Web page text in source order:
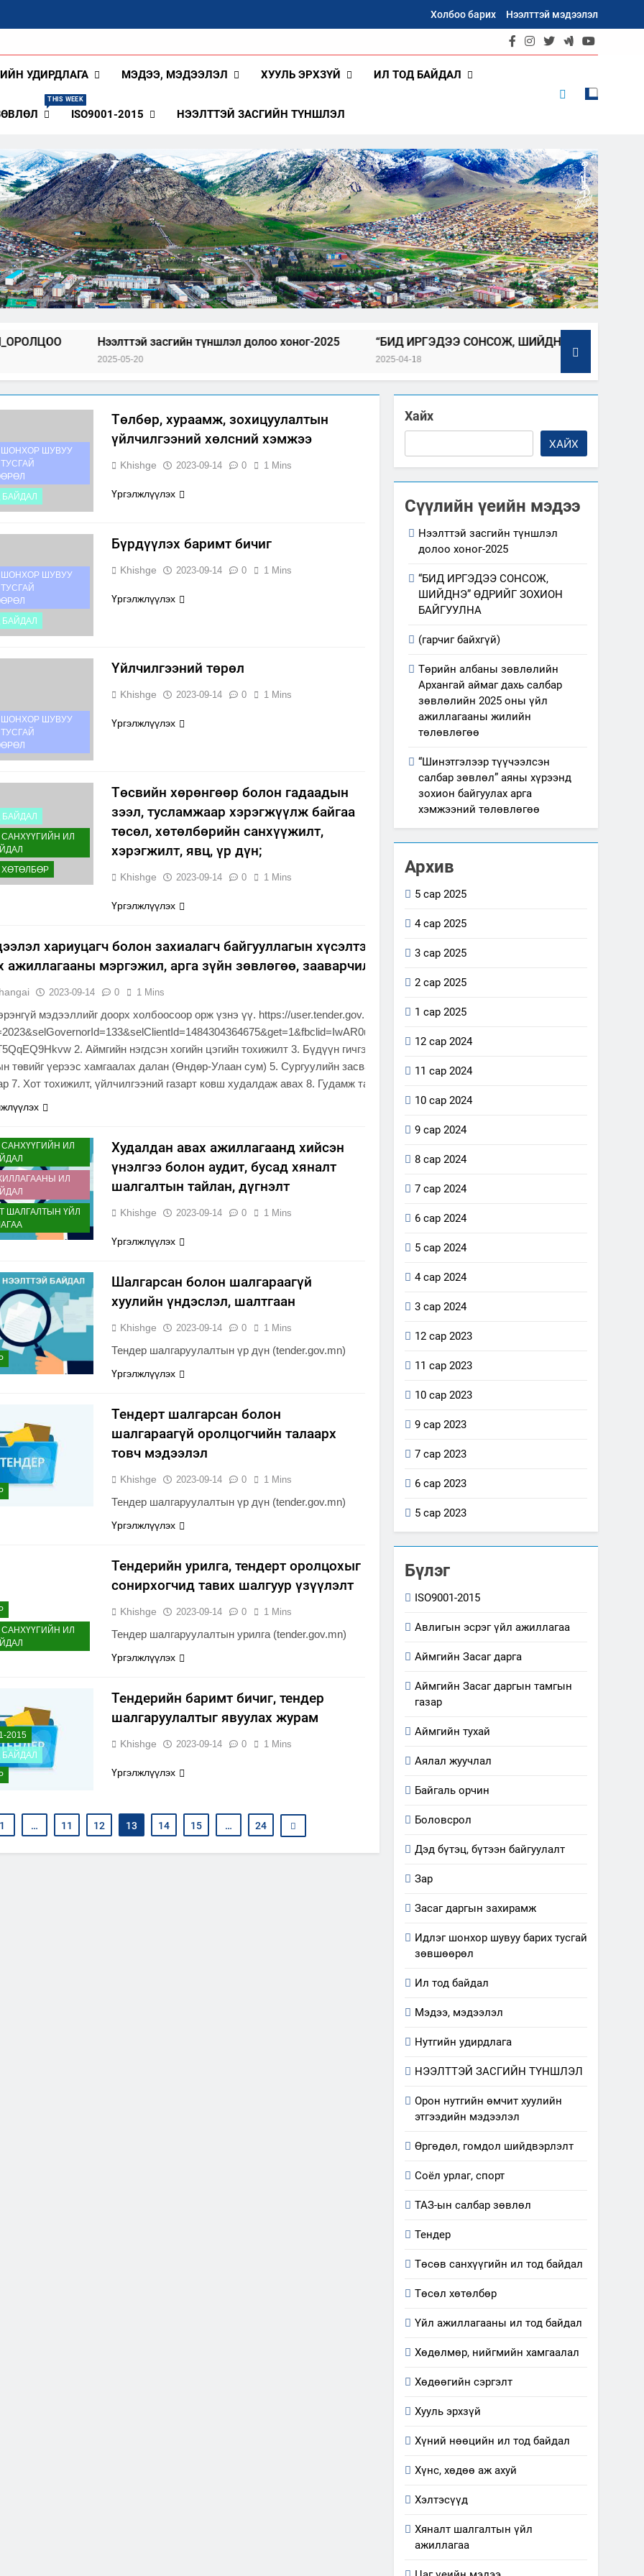
Холбоо барих Нээлттэй мэдээлэл
Аймаг
УДИРДЛАГА МЭДЭЭ, МЭДЭЭЛЭЛ ХУУЛЬ ЭРХЗҮЙ ИЛ ТОД БАЙДАЛ
THIS WEEK
ISO9001-2015 НЭЭЛТТЭЙ ЗАСГИЙН ТҮНШЛЭЛ
Нээлттэй засгийн түншлэл долоо хоног-2025 “БИД ИРГЭДЭЭ СОНСОЖ, ШИЙДНЭ” ӨДРИЙГ ЗОХИОН
ШОНХОР ШУВУУ
БАЙДАЛ
Төлбөр, хураамж, зохицуулалтын
үйлчилгээний хөлсний хэмжээ
Khishge 2023-09-14 0 1 Mins
Үргэлжлүүлэх
ШОНХОР ШУВУУ
БАЙДАЛ
Бүрдүүлэх баримт бичиг
Khishge 2023-09-14 0 1 Mins
Үргэлжлүүлэх
ШОНХОР ШУВУУ
Үйлчилгээний төрөл
Khishge 2023-09-14 0 1 Mins
Үргэлжлүүлэх
БАЙДАЛ
ИЛ
Төсвийн хөрөнгөөр болон гадаадын
зээл, тусламжаар хэрэгжүүлж байгаа
төсөл, хөтөлбөрийн санхүүжилт,
хэрэгжилт, явц, үр дүн;
Khishge 2023-09-14 0 1 Mins
Үргэлжлүүлэх
хариуцагч болон захиалагч байгууллагын хүсэлтээр холбогдох этгээдийг худалдан
ажиллагааны мэргэжил, арга зүйн зөвлөгөө, зааварчилгаагаар хангасан тухай мэдээлэл
2023-09-14 0 1 Mins
мэдээллийг доорх холбоосоор орж үзнэ үү. https://user.tender.gov.mn/mn/plan/index?
2. Аймгийн нэгдсэн хогийн цэгийн тохижилт 3. Бүдүүн гичгэний голд гүүр барих (Хангай сум Баян-УУл баг) 4.
төвийг үерээс хамгаалах далан (Өндөр-Улаан сум) 5. Сургуулийн засвар (Өндөр-Улаан сум) 6. Тамир кино театрын
7. Хот тохижилт, үйлчилгээний газарт ковш худалдаж авах 8. Гудамж талбай, орон сууцны…
ИЛ
ИЛ
ШАЛГАЛТЫН ҮЙЛ
Худалдан авах ажиллагаанд хийсэн
үнэлгээ болон аудит, бусад хяналт
шалгалтын тайлан, дүгнэлт
Khishge 2023-09-14 0 1 Mins
Үргэлжлүүлэх
Шалгарсан болон шалгараагүй
хуулийн үндэслэл, шалтгаан
Khishge 2023-09-14 0 1 Mins
Тендер шалгаруулалтын үр дүн (tender.gov.mn)
Үргэлжлүүлэх
Тендерт шалгарсан болон
шалгараагүй оролцогчийн талаарх
товч мэдээлэл
Khishge 2023-09-14 0 1 Mins
Тендер шалгаруулалтын үр дүн (tender.gov.mn)
Үргэлжлүүлэх
ИЛ
Тендерийн урилга, тендерт оролцохыг
сонирхогчид тавих шалгуур үзүүлэлт
Khishge 2023-09-14 0 1 Mins
Тендер шалгаруулалтын урилга (tender.gov.mn)
Үргэлжлүүлэх
2015
БАЙДАЛ
Тендерийн баримт бичиг, тендер
шалгаруулалтыг явуулах журам
Khishge 2023-09-14 0 1 Mins
Үргэлжлүүлэх
1 … 11 12 13 14 15 … 24
Хайх
ХАЙХ
Сүүлийн үеийн мэдээ
Нээлттэй засгийн түншлэл
долоо хоног-2025
“БИД ИРГЭДЭЭ СОНСОЖ,
ШИЙДНЭ” ӨДРИЙГ ЗОХИОН
БАЙГУУЛНА
(гарчиг байхгүй)
Төрийн албаны зөвлөлийн
Архангай аймаг дахь салбар
зөвлөлийн 2025 оны үйл
ажиллагааны жилийн
төлөвлөгөө
“Шинэтгэлээр түүчээлсэн
салбар зөвлөл” аяны хүрээнд
зохион байгуулах арга
хэмжээний төлөвлөгөө
Архив
5 сар 2025
4 сар 2025
3 сар 2025
2 сар 2025
1 сар 2025
12 сар 2024
11 сар 2024
10 сар 2024
9 сар 2024
8 сар 2024
7 сар 2024
6 сар 2024
5 сар 2024
4 сар 2024
3 сар 2024
12 сар 2023
11 сар 2023
10 сар 2023
9 сар 2023
7 сар 2023
6 сар 2023
5 сар 2023
Бүлэг
ISO9001-2015
Авлигын эсрэг үйл ажиллагаа
Аймгийн Засаг дарга
Аймгийн Засаг даргын тамгын
газар
Аймгийн тухай
Аялал жуучлал
Байгаль орчин
Боловсрол
Дэд бүтэц, бүтээн байгуулалт
Зар
Засаг даргын захирамж
Идлэг шонхор шувуу барих тусгай
зөвшөөрөл
Ил тод байдал
Мэдээ, мэдээлэл
Нутгийн удирдлага
НЭЭЛТТЭЙ ЗАСГИЙН ТҮНШЛЭЛ
Орон нутгийн өмчит хуулийн
этгээдийн мэдээлэл
Өргөдөл, гомдол шийдвэрлэлт
Соёл урлаг, спорт
ТАЗ-ын салбар зөвлөл
Тендер
Төсөв санхүүгийн ил тод байдал
Төсөл хөтөлбөр
Үйл ажиллагааны ил тод байдал
Хөдөлмөр, нийгмийн хамгаалал
Хөдөөгийн сэргэлт
Хууль эрхзүй
Хүний нөөцийн ил тод байдал
Хүнс, хөдөө аж ахуй
Хэлтэсүүд
Хяналт шалгалтын үйл
ажиллагаа
салбар зөвлөл” аяны
арга хэмжээний төлөвлөгөө
Санхүүгийн тайланд хийсэн
аудитын дүгнэлт
Үйл ажиллагаандаа мөрдөж
ИЛ ТОД БАЙДАЛ
Мэдээлэл хариуцагчийн
явуулж байгаа үйл